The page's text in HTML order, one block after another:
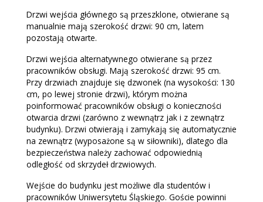
Drzwi wejścia głównego są przeszklone, otwierane są
manualnie mają szerokość drzwi: 90 cm, latem
pozostają otwarte.
Drzwi wejścia alternatywnego otwierane są przez
pracowników obsługi. Mają szerokość drzwi: 95 cm.
Przy drzwiach znajduje się dzwonek (na wysokości: 130
cm, po lewej stronie drzwi), którym można
poinformować pracowników obsługi o konieczności
otwarcia drzwi (zarówno z wewnątrz jak i z zewnątrz
budynku). Drzwi otwierają i zamykają się automatycznie
na zewnątrz (wyposażone są w siłowniki), dlatego dla
bezpieczeństwa należy zachować odpowiednią
odległość od skrzydeł drzwiowych.
Wejście do budynku jest możliwe dla studentów i
pracowników Uniwersytetu Śląskiego. Goście powinni